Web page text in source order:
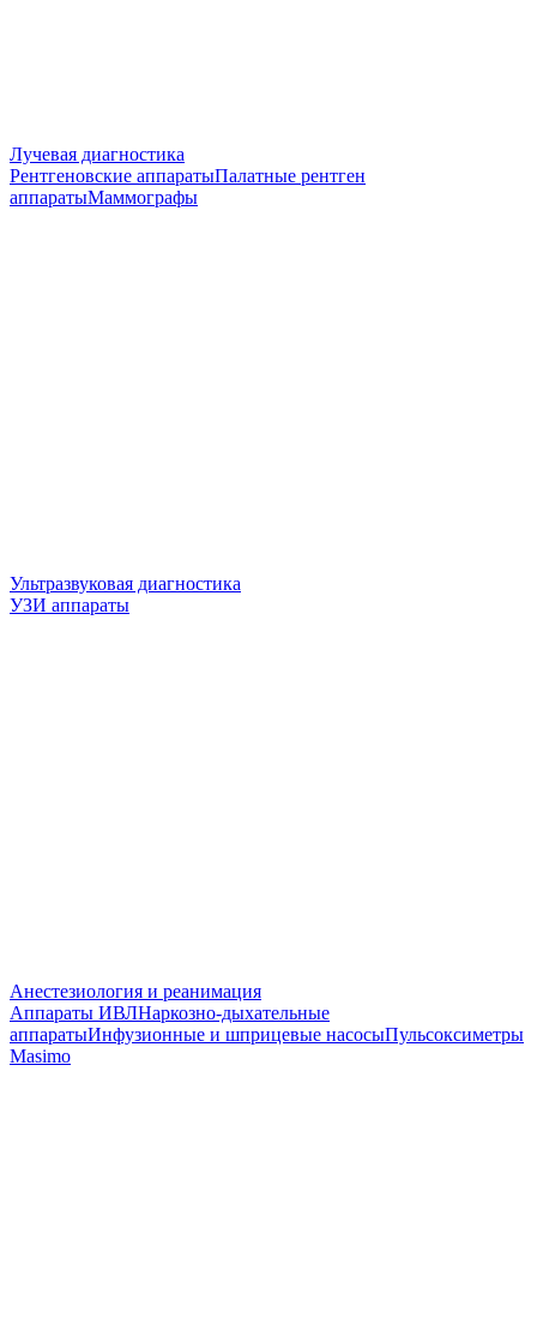
Лучевая диагностика
Рентгеновские аппаратыПалатные рентген
аппаратыМаммографы
Ультразвуковая диагностика
УЗИ аппараты
Анестезиология и реанимация
Аппараты ИВЛНаркозно-дыхательные
аппаратыИнфузионные и шприцевые насосыПульсоксиметры
Masimo